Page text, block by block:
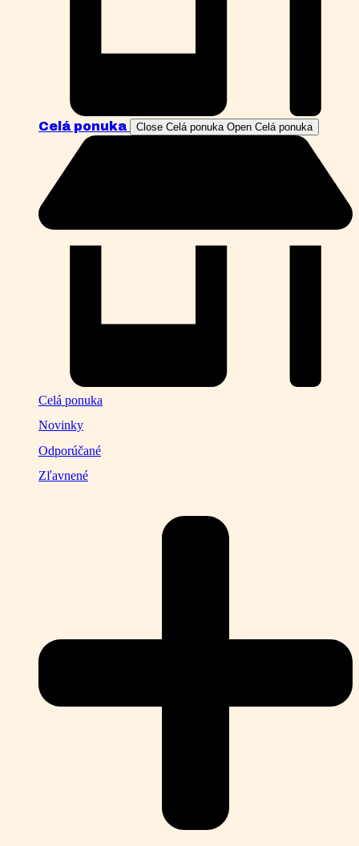
Celá ponuka Close Celá ponuka Open Celá ponuka
Celá ponuka
Novinky
Odporúčané
Zľavnené